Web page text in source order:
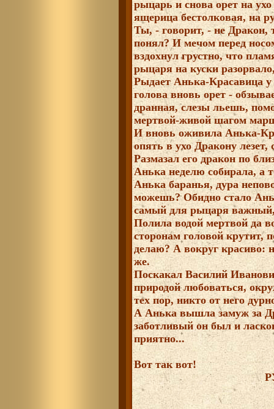
рыцарь и снова орет на
ящерица бестолковая, на
Ты, - говорит, - не
понял? И мечом перед
вздохнул грустно, что
рыцаря на куски
Рыдает Анька-Красавица
голова вновь орет -
дранная, слезы льешь,
мертвой-живой шагом
И вновь оживила Анька-
опять в ухо Дракону
Размазал его дракон по
Анька неделю собирала, а
Анька баранья, дура
можешь? Обидно стало
самый для рыцаря важный,
Полила водой мертвой да
сторонам головой крутит,
делаю? А вокруг красиво:
же.
Поскакал Василий
природой любоваться,
тех пор, никто от него
А Анька вышла замуж за
заботливый он был и
приятно...
Вот так вот!